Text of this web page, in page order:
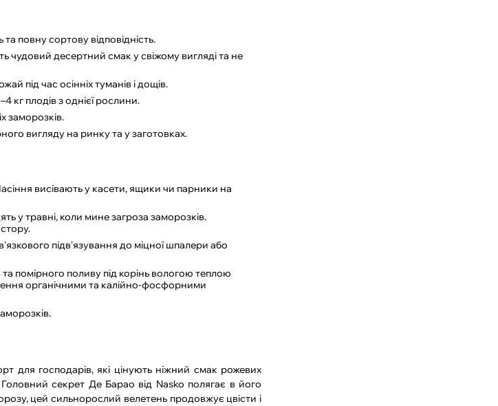
повну сортову відповідність.
чудовий десертний смак у свіжому вигляді та не
під час осінніх туманів і дощів.
плодів з однієї рослини.
заморозків.
вигляду на ринку та у заготовках.
висівають у касети, ящики чи парники на
у травні, коли мине загроза заморозків.
підв'язування до міцної шпалери або
помірного поливу під корінь вологою теплою
органічними та калійно-фосфорними
господарів, які цінують ніжний смак рожевих
секрет Де Барао від Nasko полягає в його
цей сильнорослий велетень продовжує цвісти і